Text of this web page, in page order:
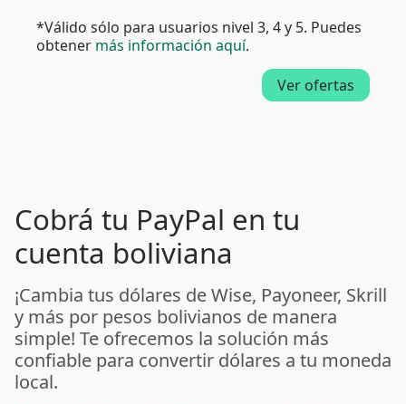
*Válido sólo para usuarios nivel 3, 4 y 5. Puedes
obtener más información aquí.
Ver ofertas
Cobrá tu PayPal en tu
cuenta boliviana
¡Cambia tus dólares de Wise, Payoneer, Skrill
y más por pesos bolivianos de manera
simple! Te ofrecemos la solución más
confiable para convertir dólares a tu moneda
local.